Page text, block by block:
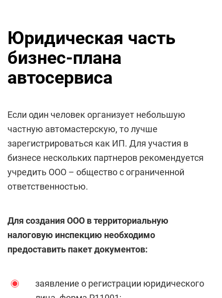
Юридическая часть
бизнес-плана
автосервиса
Если один человек организует небольшую
частную автомастерскую, то лучше
зарегистрироваться как ИП. Для участия в
бизнесе нескольких партнеров рекомендуется
учредить ООО – общество с ограниченной
ответственностью.
Для создания ООО в территориальную
налоговую инспекцию необходимо
предоставить пакет документов:
заявление о регистрации юридического